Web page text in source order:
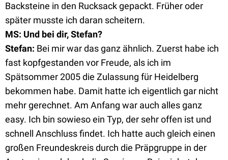
Backsteine in den Rucksack gepackt. Früher oder
später musste ich daran scheitern.
MS: Und bei dir, Stefan?
Stefan: Bei mir war das ganz ähnlich. Zuerst habe ich
fast kopfgestanden vor Freude, als ich im
Spätsommer 2005 die Zulassung für Heidelberg
bekommen habe. Damit hatte ich eigentlich gar nicht
mehr gerechnet. Am Anfang war auch alles ganz
easy. Ich bin sowieso ein Typ, der sehr offen ist und
schnell Anschluss findet. Ich hatte auch gleich einen
großen Freundeskreis durch die Präpgruppe in der